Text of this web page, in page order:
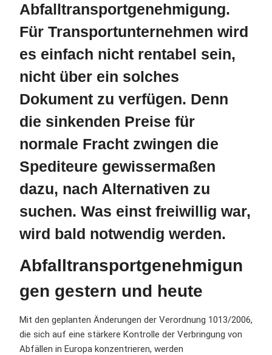
Abfalltransportgenehmigung.
Für Transportunternehmen wird
es einfach nicht rentabel sein,
nicht über ein solches
Dokument zu verfügen. Denn
die sinkenden Preise für
normale Fracht zwingen die
Spediteure gewissermaßen
dazu, nach Alternativen zu
suchen. Was einst freiwillig war,
wird bald notwendig werden.
Abfalltransportgenehmigun
gen gestern und heute
Mit den geplanten Änderungen der Verordnung 1013/2006,
die sich auf eine stärkere Kontrolle der Verbringung von
Abfällen in Europa konzentrieren, werden